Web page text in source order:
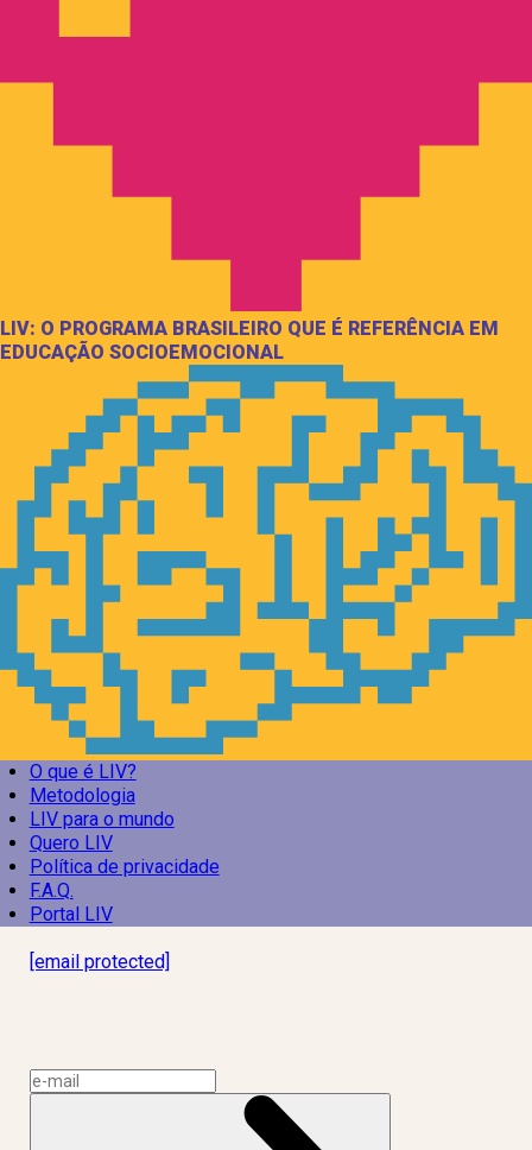
LIV: O PROGRAMA BRASILEIRO QUE É REFERÊNCIA EM
EDUCAÇÃO SOCIOEMOCIONAL
O que é LIV?
Metodologia
LIV para o mundo
Quero LIV
Política de privacidade
F.A.Q.
Portal LIV
[email protected]